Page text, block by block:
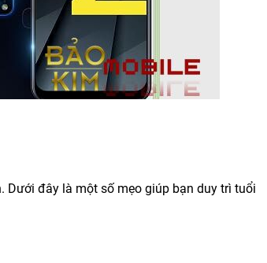
Dưới đây là một số mẹo giúp bạn duy trì tuổi